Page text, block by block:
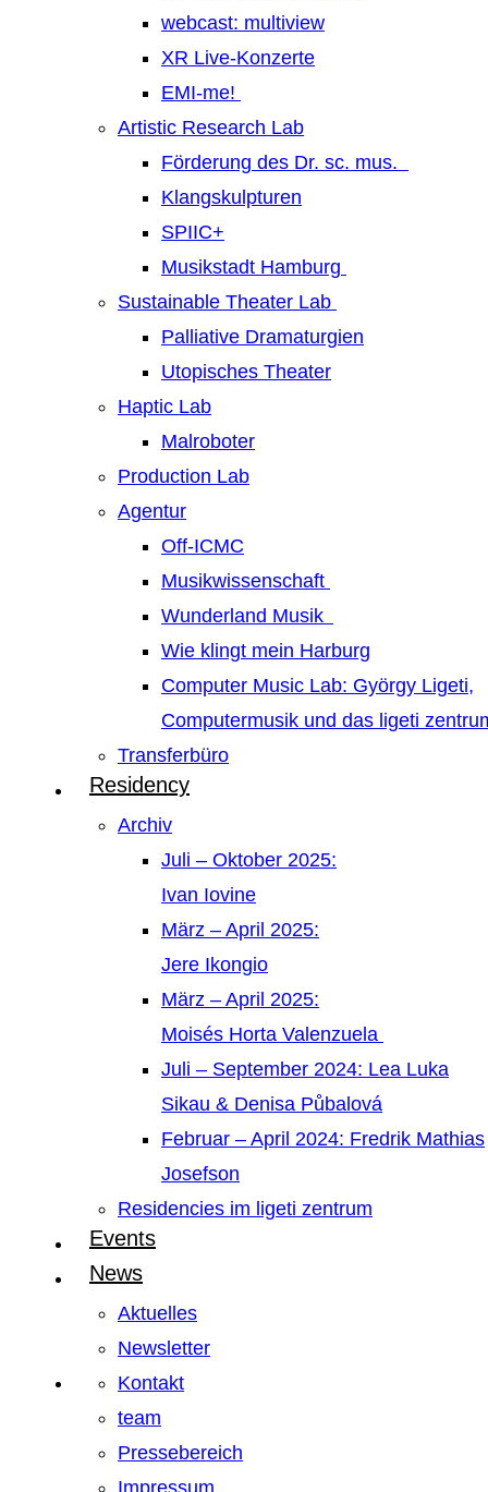
webcast: multiview
XR Live-Konzerte
EMI-me!
Artistic Research Lab
Förderung des Dr. sc. mus.
Klangskulpturen
SPIIC+
Musikstadt Hamburg
Sustainable Theater Lab
Palliative Dramaturgien
Utopisches Theater
Haptic Lab
Malroboter
Production Lab
Agentur
Off-ICMC
Musikwissenschaft
Wunderland Musik
Wie klingt mein Harburg
Computer Music Lab: György Ligeti,
Computermusik und das ligeti
Transferbüro
Residency
Archiv
Juli – Oktober 2025:
Ivan Iovine
März – April 2025:
Jere Ikongio
März – April 2025:
Moisés Horta Valenzuela
Juli – September 2024: Lea Luka
Sikau & Denisa Půbalová
Februar – April 2024: Fredrik Mathias
Josefson
Residencies im ligeti zentrum
Events
News
Aktuelles
Newsletter
Kontakt
team
Pressebereich
Impressum